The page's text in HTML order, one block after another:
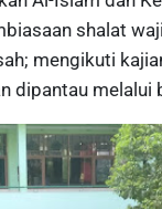
shalat
mengikuti
dipantau melalui